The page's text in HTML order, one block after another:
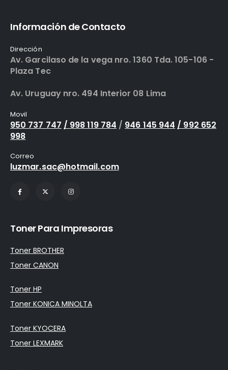
Información de Contacto
Dirección
Av. Garcilaso de la vega nro. 1360 Tda. 105-106 -
Plaza Tec
Av. Uruguay nro. 494 Interior 08 Lima
Movil
950 737 747 / 998 119 784 / 946 145 944 / 992 652
998
Correo
luzmar.sac@hotmail.com
Toner Para Impresoras
Toner BROTHER
Toner CANON
Toner HP
Toner KONICA MINOLTA
Toner KYOCERA
Toner LEXMARK